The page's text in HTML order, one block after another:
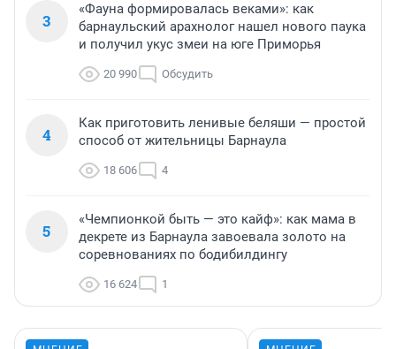
3
«Фауна формировалась веками»: как
барнаульский арахнолог нашел нового паука
и получил укус змеи на юге Приморья
20 990 Обсудить
4
Как приготовить ленивые беляши — простой
способ от жительницы Барнаула
18 606 4
5
«Чемпионкой быть — это кайф»: как мама в
декрете из Барнаула завоевала золото на
соревнованиях по бодибилдингу
16 624 1